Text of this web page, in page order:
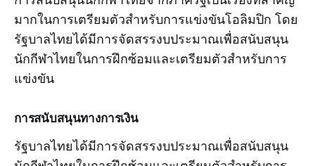
มากในการเตรียมตัวสำหรับการแข่งขันโอลิมปิก โดย
รัฐบาลไทยได้มีการจัดสรรงบประมาณเพื่อสนับสนุน
นักกีฬาไทยในการฝึกซ้อมและเตรียมตัวสำหรับการ
แข่งขัน
การสนับสนุนทางการเงิน
รัฐบาลไทยได้มีการจัดสรรงบประมาณเพื่อสนับสนุน